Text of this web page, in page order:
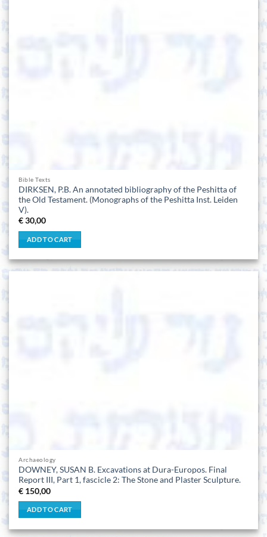
Bible Texts
DIRKSEN, P.B. An annotated bibliography of the Peshitta of
the Old Testament. (Monographs of the Peshitta Inst. Leiden
V).
€30,00
ADD TO CART
Archaeology
DOWNEY, SUSAN B. Excavations at Dura-Europos. Final
Report III, Part 1, fascicle 2: The Stone and Plaster Sculpture.
€ 150,00
ADD TO CART